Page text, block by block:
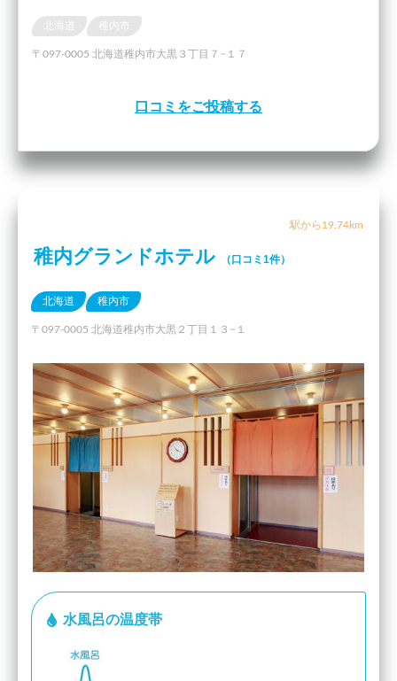
稚内市
〒097-0005 北海道稚内市大黒３丁目７−１７
口コミをご投稿する
駅から19.74km
稚内グランドホテル （口コミ1件）
北海道 稚内市
〒097-0005 北海道稚内市大黒２丁目１３−１
水風呂の温度帯